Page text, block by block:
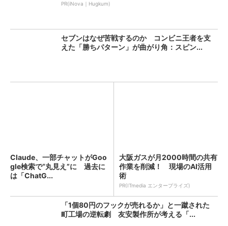
PR(iNova｜Hugkum)
セブンはなぜ苦戦するのか コンビニ王者を支
えた「勝ちパターン」が曲がり角：スピン...
Claude、一部チャットがGoo
gle検索で“丸見え”に 過去に
は「ChatG...
大阪ガスが月2000時間の共有
作業を削減！ 現場のAI活用
術
PR(ITmedia エンタープライズ)
「1個80円のフックが売れるか」と一蹴された
町工場の逆転劇 友安製作所が考える「...